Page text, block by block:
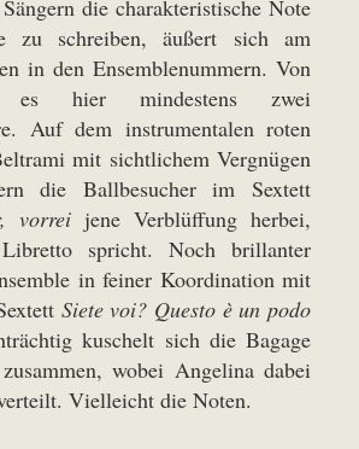
die charakteristische Note
zu schreiben, äußert sich am
in den Ensemblenummern. Von
hier mindestens zwei
Auf dem instrumentalen roten
mit sichtlichem Vergnügen
die Ballbesucher im Sextett
vorrei jene Verblüffung herbei,
spricht. Noch brillanter
in feiner Koordination mit
Siete voi? Questo è un podo
kuschelt sich die Bagage
wobei Angelina dabei
Vielleicht die Noten.